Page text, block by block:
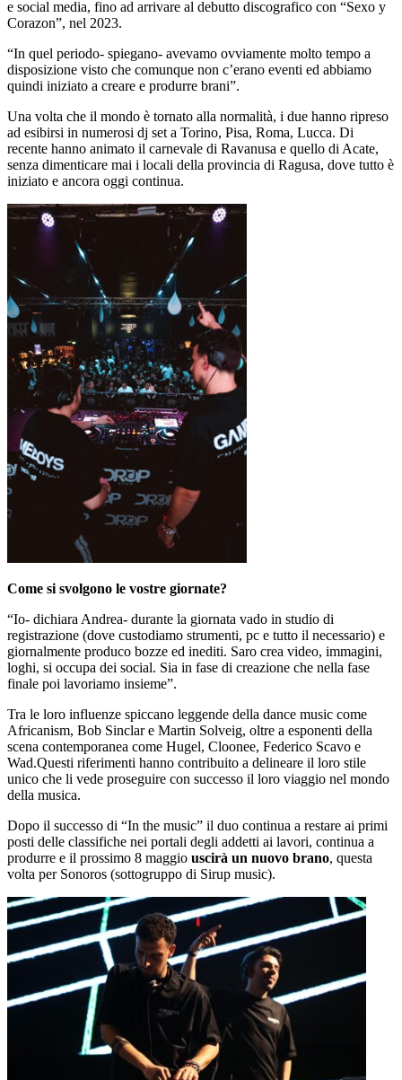
e social media, fino ad arrivare al debutto discografico con “Sexo y
Corazon”, nel 2023.
“In quel periodo- spiegano- avevamo ovviamente molto tempo a
disposizione visto che comunque non c’erano eventi ed abbiamo
quindi iniziato a creare e produrre brani”.
Una volta che il mondo è tornato alla normalità, i due hanno ripreso
ad esibirsi in numerosi dj set a Torino, Pisa, Roma, Lucca. Di
recente hanno animato il carnevale di Ravanusa e quello di Acate,
senza dimenticare mai i locali della provincia di Ragusa, dove tutto è
iniziato e ancora oggi continua.
Come si svolgono le vostre giornate?
“Io- dichiara Andrea- durante la giornata vado in studio di
registrazione (dove custodiamo strumenti, pc e tutto il necessario) e
giornalmente produco bozze ed inediti. Saro crea video, immagini,
loghi, si occupa dei social. Sia in fase di creazione che nella fase
finale poi lavoriamo insieme”.
Tra le loro influenze spiccano leggende della dance music come
Africanism, Bob Sinclar e Martin Solveig, oltre a esponenti della
scena contemporanea come Hugel, Cloonee, Federico Scavo e
Wad.Questi riferimenti hanno contribuito a delineare il loro stile
unico che li vede proseguire con successo il loro viaggio nel mondo
della musica.
Dopo il successo di “In the music” il duo continua a restare ai primi
posti delle classifiche nei portali degli addetti ai lavori, continua a
produrre e il prossimo 8 maggio uscirà un nuovo brano, questa
volta per Sonoros (sottogruppo di Sirup music).